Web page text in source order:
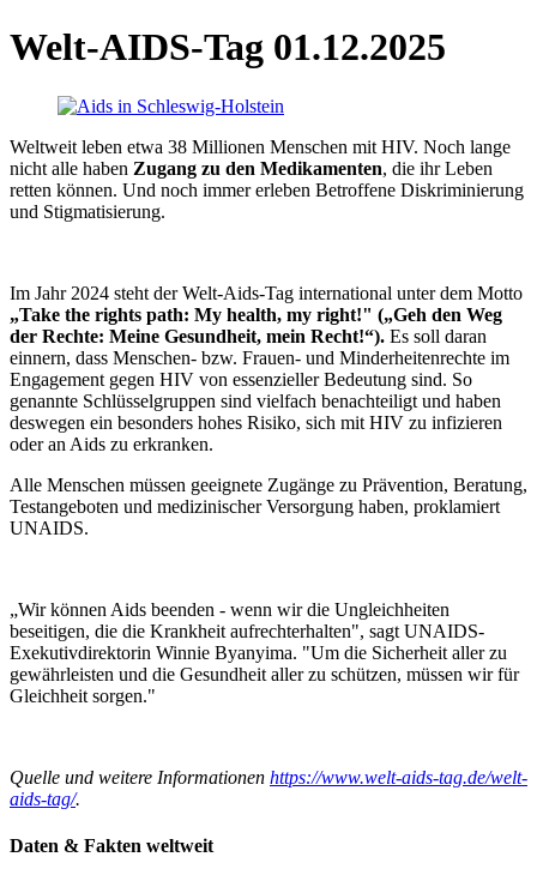
Welt-AIDS-Tag 01.12.2025
Weltweit leben etwa 38 Millionen Menschen mit HIV. Noch lange
nicht alle haben Zugang zu den Medikamenten, die ihr Leben
retten können. Und noch immer erleben Betroffene Diskriminierung
und Stigmatisierung.
Im Jahr 2024 steht der Welt-Aids-Tag international unter dem Motto
„Take the rights path: My health, my right!" („Geh den Weg
der Rechte: Meine Gesundheit, mein Recht!“). Es soll daran
einnern, dass Menschen- bzw. Frauen- und Minderheitenrechte im
Engagement gegen HIV von essenzieller Bedeutung sind. So
genannte Schlüsselgruppen sind vielfach benachteiligt und haben
deswegen ein besonders hohes Risiko, sich mit HIV zu infizieren
oder an Aids zu erkranken.
Alle Menschen müssen geeignete Zugänge zu Prävention, Beratung,
Testangeboten und medizinischer Versorgung haben, proklamiert
UNAIDS.
„Wir können Aids beenden - wenn wir die Ungleichheiten
beseitigen, die die Krankheit aufrechterhalten", sagt UNAIDS-
Exekutivdirektorin Winnie Byanyima. "Um die Sicherheit aller zu
gewährleisten und die Gesundheit aller zu schützen, müssen wir für
Gleichheit sorgen."
Quelle und weitere Informationen https://www.welt-aids-tag.de/welt-
aids-tag/.
Daten & Fakten weltweit